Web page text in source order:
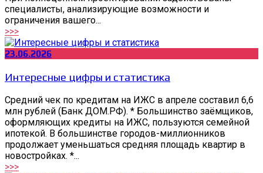
специалисты, анализирующие возможности и
ограничения вашего...
>>>
23.06.2026
Интересные цифры и статистика
Средний чек по кредитам на ИЖС в апреле составил 6,6
млн рублей (Банк ДОМ.РФ). * Большинство заёмщиков,
оформляющих кредиты на ИЖС, пользуются семейной
ипотекой. В большинстве городов-миллионников
продолжает уменьшаться средняя площадь квартир в
новостройках. *...
>>>